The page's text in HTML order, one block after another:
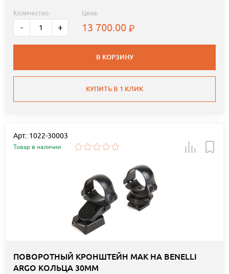
Количество:
- +
Цена:
13 700.00
В КОРЗИНУ
КУПИТЬ В 1 КЛИК
Арт.: 1022-30003
Товар в наличии
ПОВОРОТНЫЙ КРОНШТЕЙН MAK НА BENELLI
ARGO КОЛЬЦА 30ММ